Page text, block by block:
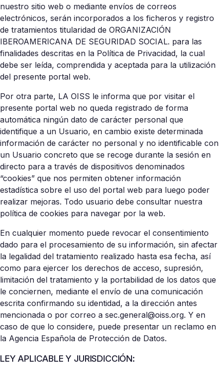
nuestro sitio web o mediante envíos de correos
electrónicos, serán incorporados a los ficheros y registro
de tratamientos titularidad de ORGANIZACIÓN
IBEROAMERICANA DE SEGURIDAD SOCIAL. para las
finalidades descritas en la Política de Privacidad, la cual
debe ser leída, comprendida y aceptada para la utilización
del presente portal web.
Por otra parte, LA OISS le informa que por visitar el
presente portal web no queda registrado de forma
automática ningún dato de carácter personal que
identifique a un Usuario, en cambio existe determinada
información de carácter no personal y no identificable con
un Usuario concreto que se recoge durante la sesión en
directo para a través de dispositivos denominados
“cookies” que nos permiten obtener información
estadística sobre el uso del portal web para luego poder
realizar mejoras. Todo usuario debe consultar nuestra
política de cookies para navegar por la web.
En cualquier momento puede revocar el consentimiento
dado para el procesamiento de su información, sin afectar
la legalidad del tratamiento realizado hasta esa fecha, así
como para ejercer los derechos de acceso, supresión,
limitación del tratamiento y la portabilidad de los datos que
le conciernen, mediante el envío de una comunicación
escrita confirmando su identidad, a la dirección antes
mencionada o por correo a sec.general@oiss.org. Y en
caso de que lo considere, puede presentar un reclamo en
la Agencia Española de Protección de Datos.
LEY APLICABLE Y JURISDICCIÓN: